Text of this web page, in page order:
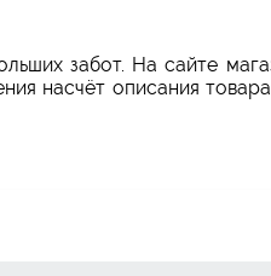
забот. На сайте
насчёт описания